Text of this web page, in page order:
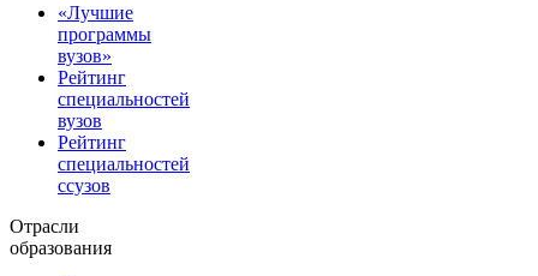
«Лучшие
программы
вузов»
Рейтинг
специальностей
вузов
Рейтинг
специальностей
ссузов
Отрасли
образования